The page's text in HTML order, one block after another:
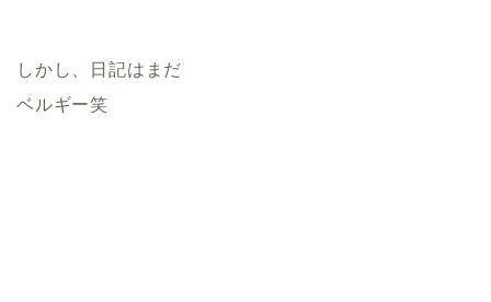
しかし、日記はまだ
ベルギー笑